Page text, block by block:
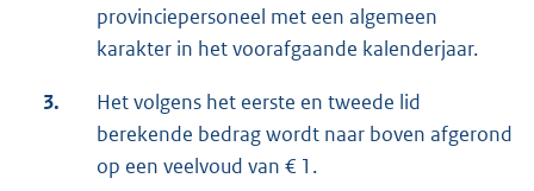
provinciepersoneel met een algemeen
karakter in het voorafgaande kalenderjaar.
3.
Het volgens het eerste en tweede lid
berekende bedrag wordt naar boven afgerond
op een veelvoud van € 1.